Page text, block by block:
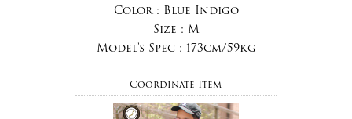
Color : Blue Indigo
Size : M
Model's Spec : 173cm/59kg
Coordinate Item